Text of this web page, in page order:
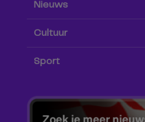
Nieuws
Cultuur
Sport